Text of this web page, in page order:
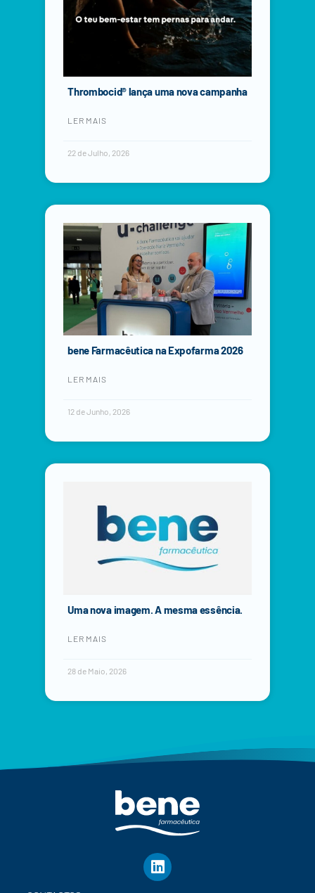
Thrombocid® lança uma nova campanha
LER MAIS
22 de Julho, 2026
bene Farmacêutica na Expofarma 2026
LER MAIS
12 de Junho, 2026
Uma nova imagem. A mesma essência.
LER MAIS
28 de Maio, 2026